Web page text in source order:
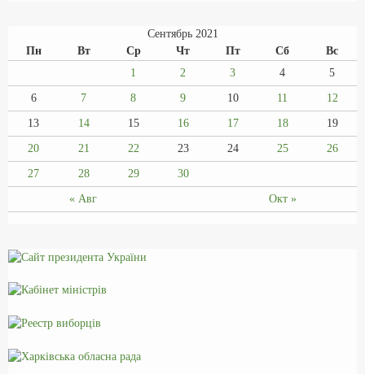
Сентябрь 2021
Пн
Вт Ср Чт Пт Сб Вс
« Авг Окт »
1 2 3 4 5
6 7 8 9 10 11 12
13 14 15 16 17 18 19
20 21 22 23 24 25 26
27 28 29 30